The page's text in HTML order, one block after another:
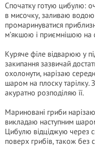
Спочатку готую цибулю:
в мисочку, заливаю
промаринуватися
м’якшою і приємнішою на
Куряче філе відварюю у
закипання зазвичай
охолонути, нарізаю
шаром на плоску тарілку.
акуратно розподіляю її.
Мариновані гриби
викладаю наступним
Цибулю відціджую через
поверх грибів, також без